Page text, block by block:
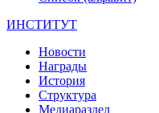
ИНСТИТУТ
Новости
Награды
История
Структура
Медиараздел